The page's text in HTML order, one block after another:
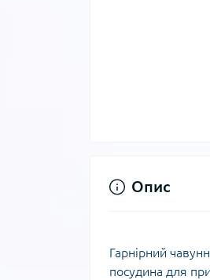
Опис
Гарнірний
посудина для